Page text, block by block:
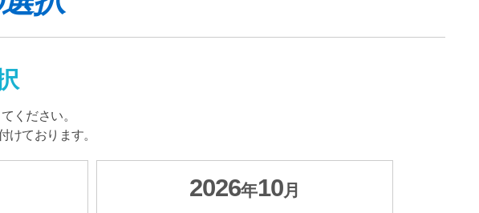
ください。
けております。
2026年10月